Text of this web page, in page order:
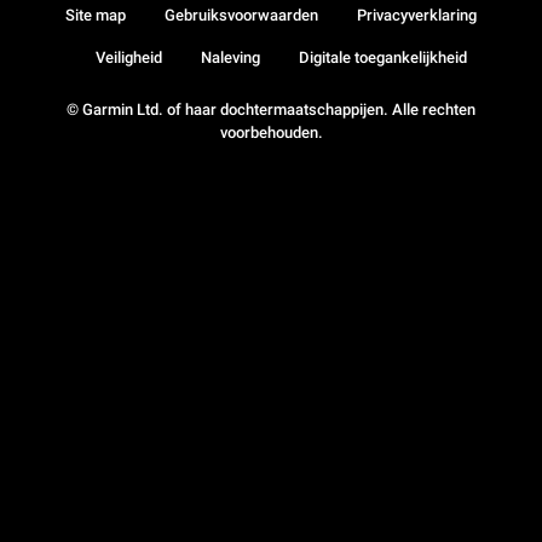
© Garmin Ltd. of haar dochtermaatschappijen. Alle rechten
voorbehouden.
Site map Gebruiksvoorwaarden Privacyverklaring
Veiligheid Naleving Digitale toegankelijkheid